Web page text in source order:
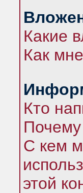
Какие
Как
Кто
Почему
С кем
этой